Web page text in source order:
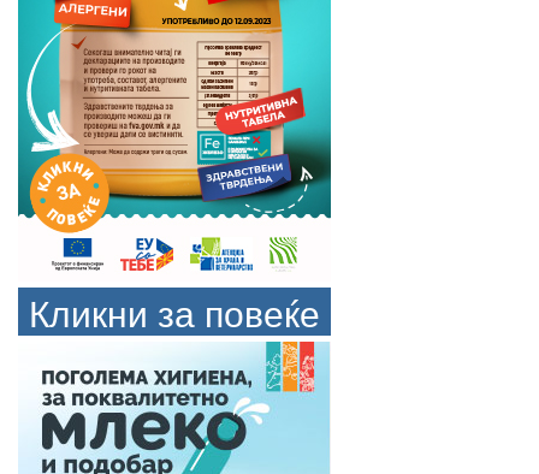
Кликни за повеќе